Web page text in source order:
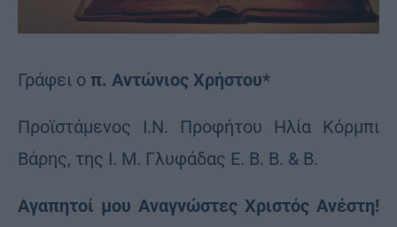
Γράφει ο π. Αντώνιος Χρήστου*
Προϊστάμενος Ι.Ν. Προφήτου Ηλία Κόρμπι
Βάρης, της Ι. Μ. Γλυφάδας Ε. Β. Β. & Β.
Αγαπητοί μου Αναγνώστες Χριστός Ανέστη!